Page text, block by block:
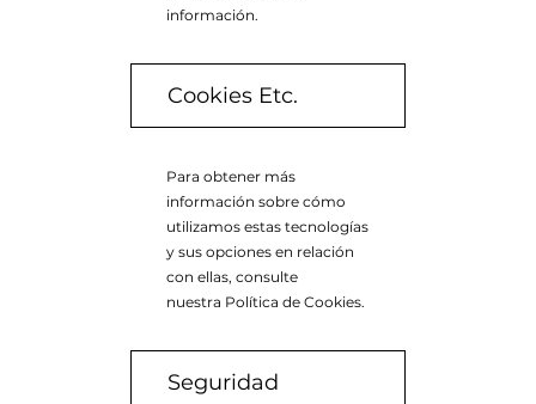
información.
Cookies Etc.
Para obtener más
información sobre cómo
utilizamos estas tecnologías
y sus opciones en relación
con ellas, consulte
nuestra Política de Cookies.
Seguridad